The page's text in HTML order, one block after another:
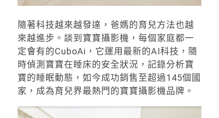
隨著科技越來越發達，爸媽的育兒方法也越
來越進步。談到寶寶攝影機，每個家庭都一
定會有的CuboAi，它運用最新的AI科技，隨
時偵測寶寶在睡床的安全狀況，記錄分析寶
寶的睡眠動態，如今成功銷售至超過145個國
家，成為育兒界最熱門的寶寶攝影機品牌。